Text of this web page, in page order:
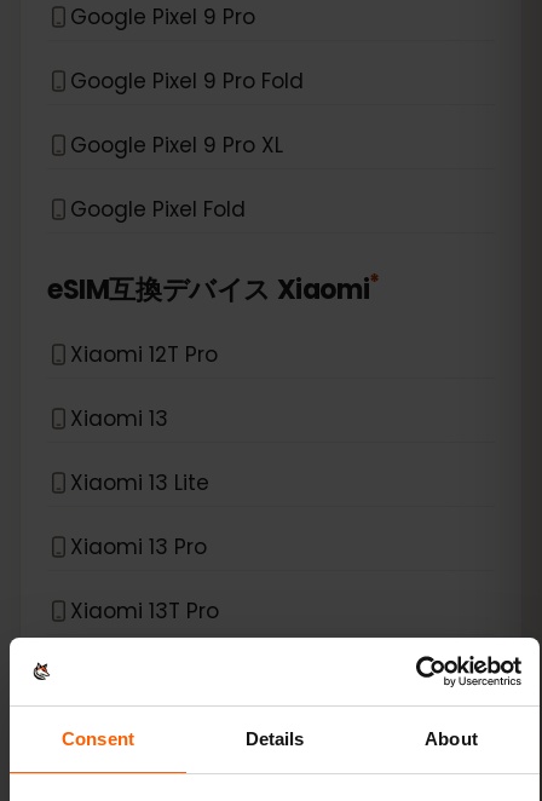
Consent Details About
Google Pixel 9 Pro
Google Pixel 9 Pro Fold
Google Pixel 9 Pro XL
Google Pixel Fold
eSIM互換デバイス Xiaomi*
Xiaomi 12T Pro
Xiaomi 13
Xiaomi 13 Lite
Xiaomi 13 Pro
Xiaomi 13T Pro
Xiaomi 14 Pro